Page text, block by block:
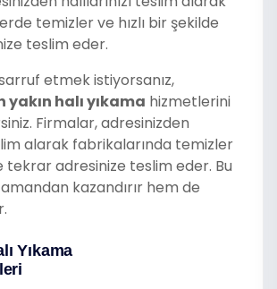
temizler ve hızlı bir şekilde
teslim eder.
etmek istiyorsanız,
yakın halı yıkama hizmetlerini
Firmalar, adresinizden
alarak fabrikalarında temizler
tekrar adresinize teslim eder. Bu
kazandırır hem de
Yıkama